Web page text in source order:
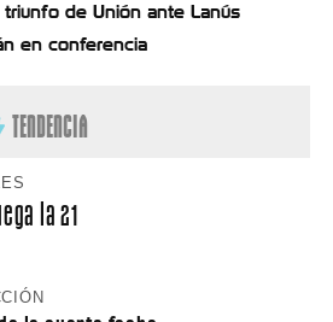
de Unión ante Lanús
en conferencia
TENDENCIA
la 21